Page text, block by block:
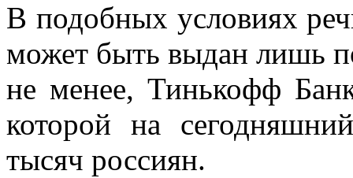
В подобных условиях
может быть выдан лишь
не менее, Тинькофф
которой на
тысяч россиян.